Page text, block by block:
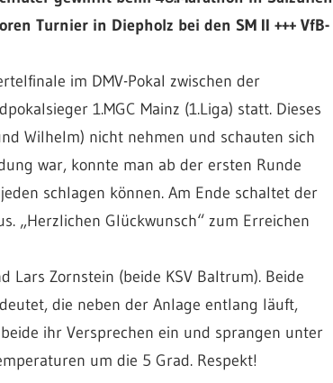
Turnier in Diepholz bei den SM II +++ VfB-
im DMV-Pokal zwischen der
1.MGC Mainz (1.Liga) statt. Dieses
Wilhelm) nicht nehmen und schauten sich
war, konnte man ab der ersten Runde
schlagen können. Am Ende schaltet der
„Herzlichen Glückwunsch“ zum Erreichen
Lars Zornstein (beide KSV Baltrum). Beide
die neben der Anlage entlang läuft,
ihr Versprechen ein und sprangen unter
um die 5 Grad. Respekt!